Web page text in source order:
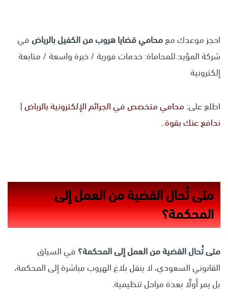
احجز موعدك معمحامي قضايا هروب من الكفيل بالرياضفي
شركة المؤيد.للمحاماة: خدمات فورية / خبرة واسعة / متابعة
إلكترونية
اطلع على: محامي متخصص في الجرائم الإلكترونية بالرياض |
ندافع عنك بقوة..
متى تُحال القضية من العمل إلى
المحكمة؟
متى تُحال القضية من العمل إلى المحكمة؟ في السياق
القانوني السعودي، لا ينقل بلاغ الهروب مباشرة إلى المحكمة،
بل يمر أولًا بعدة مراحل تنظيمية.